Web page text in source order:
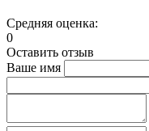
Средняя оценка:
0
Оставить отзыв
Ваше имя